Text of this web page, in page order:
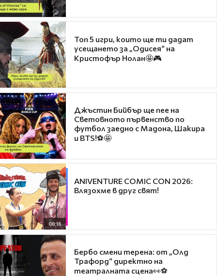
Топ 5 игри, които ще ти дадат
усещането за „Одисея“ на
Кристофър Нолан🤩🎮
Джъстин Бийбър ще пее на
Световното първенство по
футбол заедно с Мадона, Шакира
и BTS!⚽🤩
08:16
ANIVENTURE COMIC CON 2026:
Влязохме в друг свят!
Бербо смени терена: от „Олд
Трафорд“ директно на
театралната сцена👀⚽